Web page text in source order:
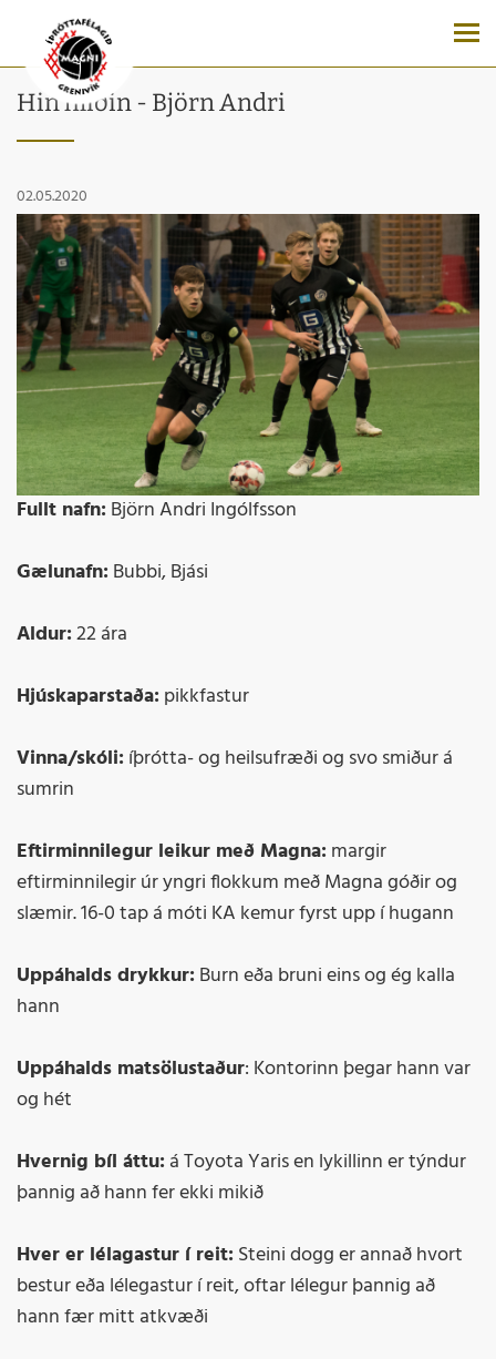
Hin hliðin - Björn Andri
02.05.2020
Fullt nafn: Björn Andri Ingólfsson
Gælunafn: Bubbi, Bjási
Aldur:22 ára
Hjúskaparstaða: pikkfastur
Vinna/skóli: íþrótta- og heilsufræði og svo smiður á
sumrin
Eftirminnilegur leikur með Magna: margir
eftirminnilegir úr yngri flokkum með Magna góðir og
slæmir. 16-0 tap á móti KA kemur fyrst upp í hugann
Uppáhalds drykkur: Burn eða bruni eins og ég kalla
hann
Uppáhalds matsölustaður: Kontorinn þegar hann var
og hét
Hvernig bíl áttu: á Toyota Yaris en lykillinn er týndur
þannig að hann fer ekki mikið
Hver er lélagastur í reit: Steini dogg er annað hvort
bestur eða lélegastur í reit, oftar lélegur þannig að
hann fær mitt atkvæði